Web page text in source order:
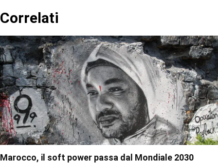
Correlati
Marocco, il soft power passa dal Mondiale 2030